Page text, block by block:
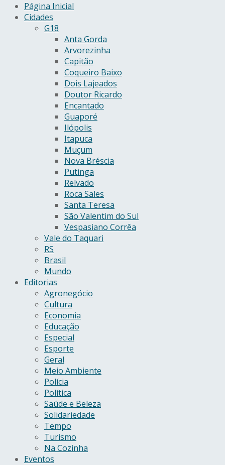
Página Inicial
Cidades
G18
Anta Gorda
Arvorezinha
Capitão
Coqueiro Baixo
Dois Lajeados
Doutor Ricardo
Encantado
Guaporé
Ilópolis
Itapuca
Muçum
Nova Bréscia
Putinga
Relvado
Roca Sales
Santa Teresa
São Valentim do Sul
Vespasiano Corrêa
Vale do Taquari
RS
Brasil
Mundo
Editorias
Agronegócio
Cultura
Economia
Educação
Especial
Esporte
Geral
Meio Ambiente
Polícia
Política
Saúde e Beleza
Solidariedade
Tempo
Turismo
Na Cozinha
Eventos